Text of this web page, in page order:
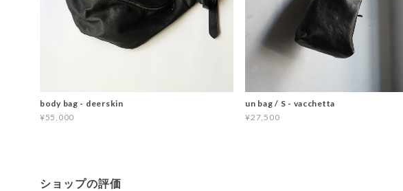
body bag - deerskin
¥55,000
un bag / S - vacchetta
¥27,500
ショップの評価